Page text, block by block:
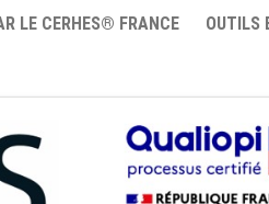
LE CERHES® FRANCE OUTILS